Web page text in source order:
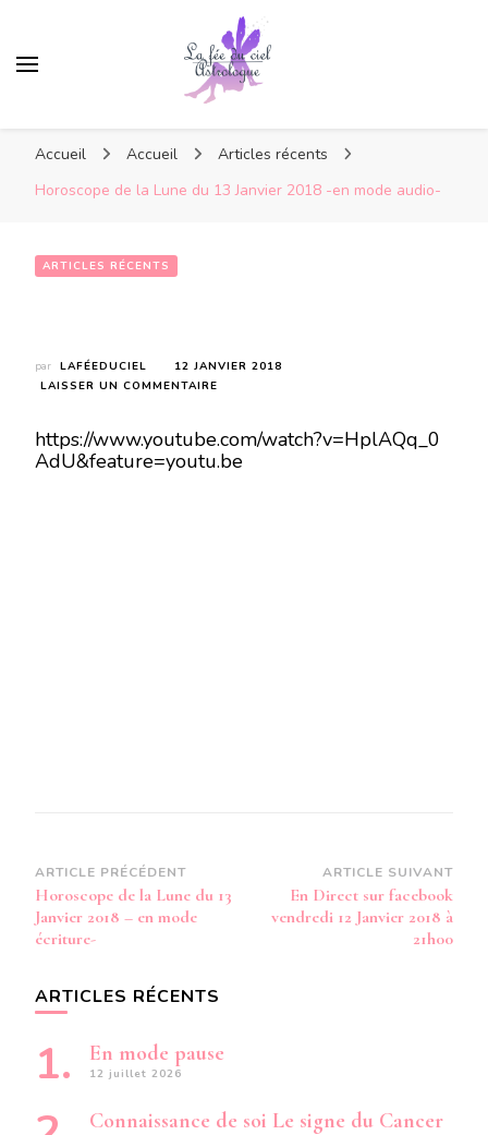
Accueil Accueil
Articles récents
Horoscope de la Lune du 13 Janvier 2018 -en mode audio-
ARTICLES RÉCENTS
par LAFÉEDUCIEL
12 JANVIER 2018
LAISSER UN COMMENTAIRE
LA
LUNE
https://www.youtube.com/watch?v=HplAQq_0
AdU&feature=youtu.be
Navigation
d’article
ARTICLE PRÉCÉDENT
Horoscope de la Lune du 13
Janvier 2018 – en mode
écriture-
ARTICLE SUIVANT
En Direct sur facebook
vendredi 12 Janvier 2018 à
21h00
ARTICLES RÉCENTS
En mode pause
12 juillet 2026
Connaissance de soi Le signe du Cancer